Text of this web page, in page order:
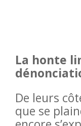
La honte
De leurs
que se